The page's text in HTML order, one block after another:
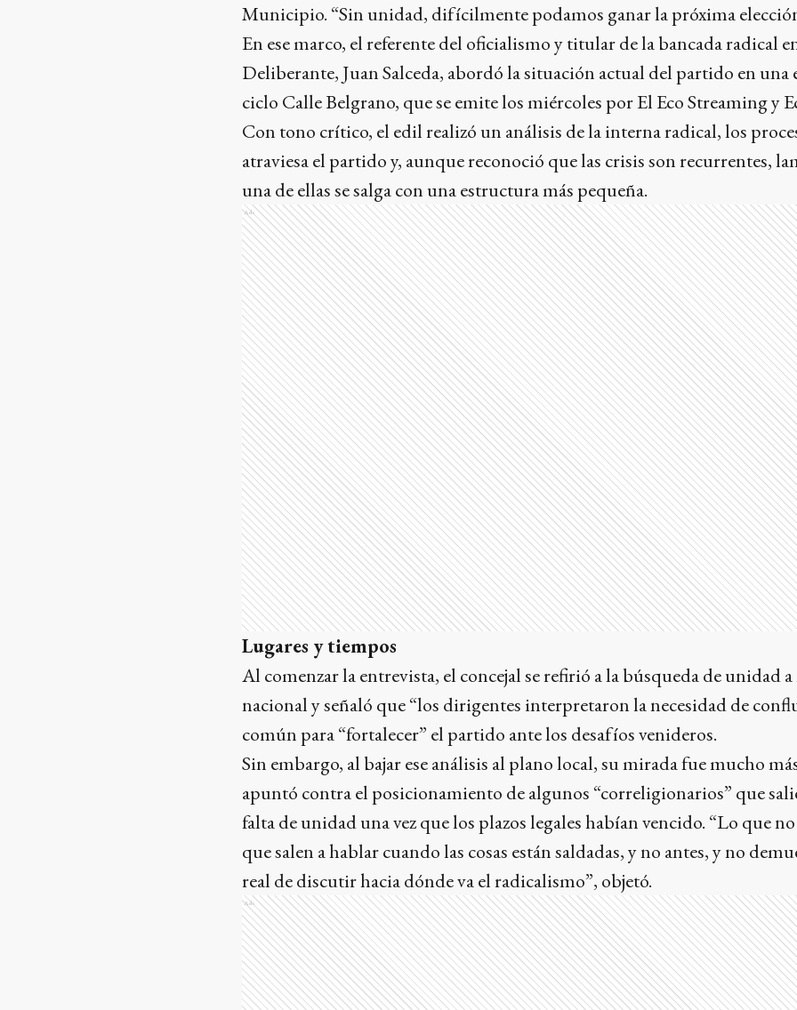
Municipio. “Sin unidad, difícilmente podamos ganar la próxima
En ese marco, el referente del oficialismo y titular de la bancada radical
Deliberante, Juan Salceda, abordó la situación actual del partido en una
ciclo Calle Belgrano, que se emite los miércoles por El Eco Streaming y
Con tono crítico, el edil realizó un análisis de la interna radical, los
atraviesa el partido y, aunque reconoció que las crisis son recurrentes,
una de ellas se salga con una estructura más pequeña.
Ads
Lugares y tiempos
Al comenzar la entrevista, el concejal se refirió a la búsqueda de unidad
nacional y señaló que “los dirigentes interpretaron la necesidad de
común para “fortalecer” el partido ante los desafíos venideros.
Sin embargo, al bajar ese análisis al plano local, su mirada fue mucho
apuntó contra el posicionamiento de algunos “correligionarios” que
falta de unidad una vez que los plazos legales habían vencido. “Lo que
que salen a hablar cuando las cosas están saldadas, y no antes, y no
real de discutir hacia dónde va el radicalismo”, objetó.
Ads